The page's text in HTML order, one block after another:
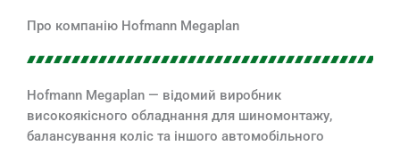
Про компанію Hofmann Megaplan
Hofmann Megaplan — відомий виробник
високоякісного обладнання для шиномонтажу,
балансування коліс та іншого автомобільного